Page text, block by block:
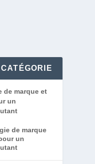
de marque et
un